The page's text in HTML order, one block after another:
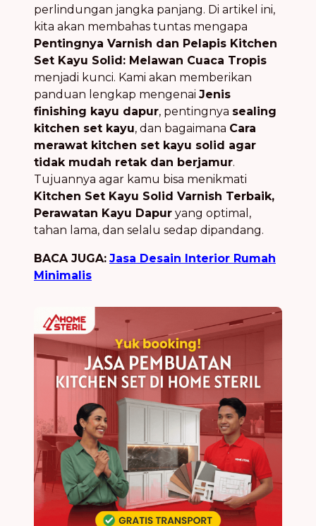
perlindungan jangka panjang. Di artikel ini,
kita akan membahas tuntas mengapa
Pentingnya Varnish dan Pelapis Kitchen
Set Kayu Solid: Melawan Cuaca Tropis
menjadi kunci. Kami akan memberikan
panduan lengkap mengenai Jenis
finishing kayu dapur, pentingnya sealing
kitchen set kayu, dan bagaimana Cara
merawat kitchen set kayu solid agar
tidak mudah retak dan berjamur.
Tujuannya agar kamu bisa menikmati
Kitchen Set Kayu Solid Varnish Terbaik,
Perawatan Kayu Dapur yang optimal,
tahan lama, dan selalu sedap dipandang.
BACA JUGA: Jasa Desain Interior Rumah
Minimalis